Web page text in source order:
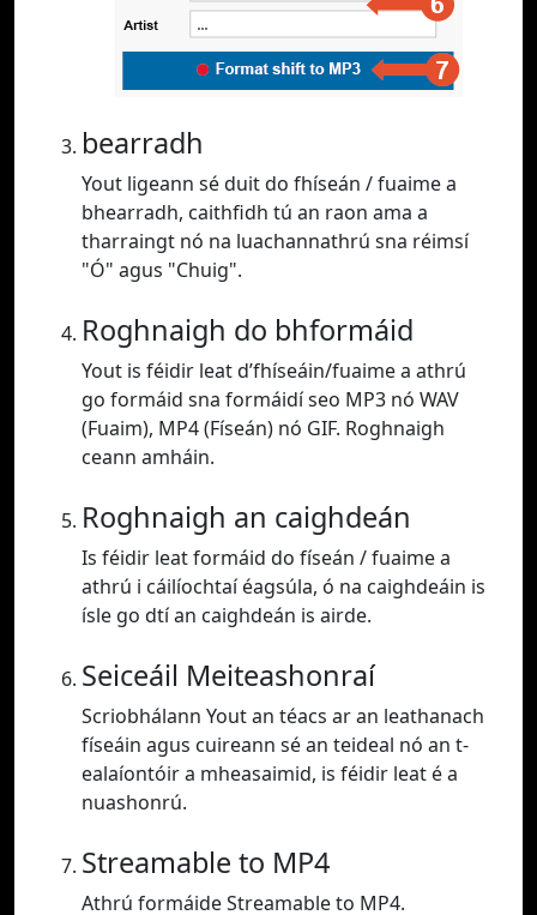
bearradh
Yout ligeann sé duit do fhíseán / fuaime a
bhearradh, caithfidh tú an raon ama a
tharraingt nó na luachannathrú sna réimsí
"Ó" agus "Chuig".
Roghnaigh do bhformáid
Yout is féidir leat d’fhíseáin/fuaime a athrú
go formáid sna formáidí seo MP3 nó WAV
(Fuaim), MP4 (Físeán) nó GIF. Roghnaigh
ceann amháin.
Roghnaigh an caighdeán
Is féidir leat formáid do físeán / fuaime a
athrú i cáilíochtaí éagsúla, ó na caighdeáin is
ísle go dtí an caighdeán is airde.
Seiceáil Meiteashonraí
Scriobhálann Yout an téacs ar an leathanach
físeáin agus cuireann sé an teideal nó an t-
ealaíontóir a mheasaimid, is féidir leat é a
nuashonrú.
Streamable to MP4
Athrú formáide Streamable to MP4.